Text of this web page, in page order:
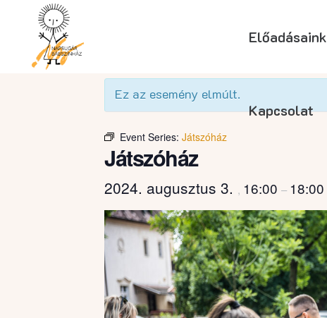
Előadásaink
Kapcsolat
Ez az esemény elmúlt.
Event Series: Játszóház
Játszóház
2024. augusztus 3. , 16:00 – 18:00